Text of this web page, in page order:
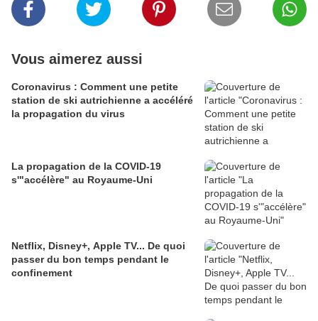
Vous aimerez aussi
Coronavirus : Comment une petite
station de ski autrichienne a accéléré
la propagation du virus
La propagation de la COVID-19
s'"accélère" au Royaume-Uni
Netflix, Disney+, Apple TV... De quoi
passer du bon temps pendant le
confinement